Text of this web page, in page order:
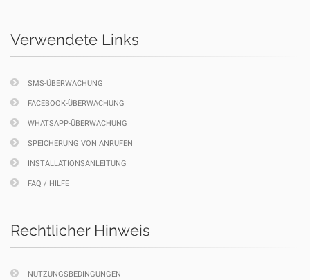
Verwendete Links
SMS-ÜBERWACHUNG
FACEBOOK-ÜBERWACHUNG
WHATSAPP-ÜBERWACHUNG
SPEICHERUNG VON ANRUFEN
INSTALLATIONSANLEITUNG
FAQ / HILFE
Rechtlicher Hinweis
NUTZUNGSBEDINGUNGEN